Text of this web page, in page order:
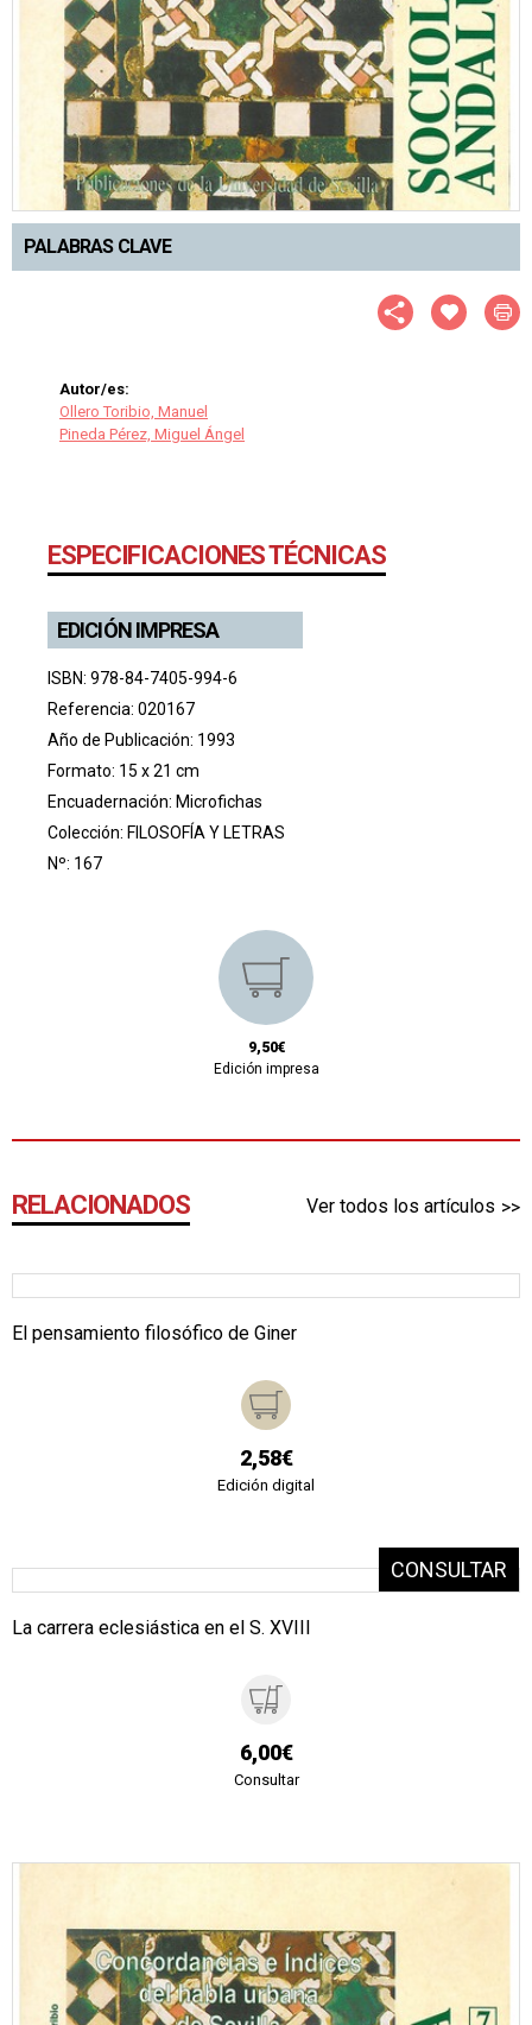
PALABRAS CLAVE
Autor/es:
Ollero Toribio, Manuel
Pineda Pérez, Miguel Ángel
ESPECIFICACIONES TÉCNICAS
EDICIÓN IMPRESA
ISBN: 978-84-7405-994-6
Referencia: 020167
Año de Publicación: 1993
Formato: 15 x 21 cm
Encuadernación: Microfichas
Colección: FILOSOFÍA Y LETRAS
Nº: 167
9,50€
Edición impresa
RELACIONADOS Ver todos los artículos
El pensamiento filosófico de Giner
2,58€
Edición digital
La carrera eclesiástica en el S. XVIII
6,00€
Consultar